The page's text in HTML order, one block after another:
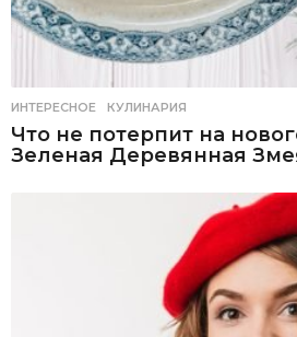
ИНТЕРЕСНОЕ ,КУЛИНАРИЯ
Что не потерпит на
Зеленая Деревянная